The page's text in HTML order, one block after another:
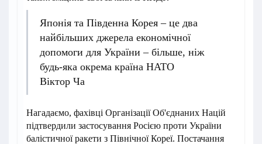
Японія та Південна Корея – це два
найбільших джерела економічної
допомоги для України – більше, ніж
будь-яка окрема країна НАТО
Віктор Ча
Нагадаємо, фахівці Організації Об'єднаних Націй
підтвердили застосування Росією проти України
балістичної ракети з Північної Кореї. Постачання